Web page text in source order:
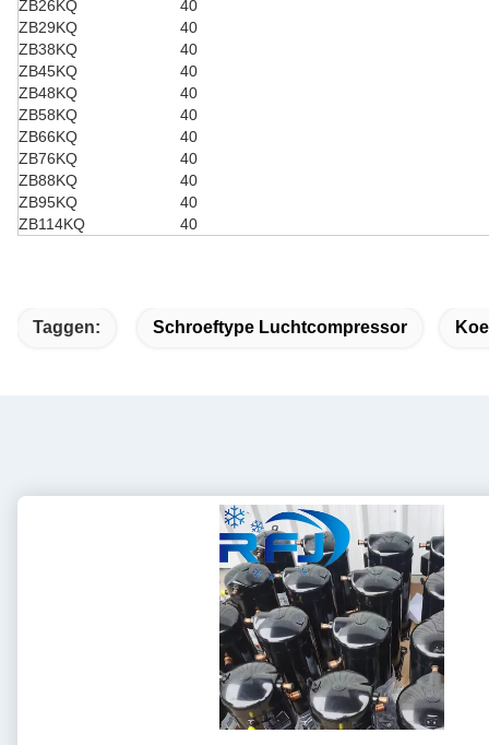
ZB26KQ
40
ZB29KQ
40
ZB38KQ
40
ZB45KQ
40
ZB48KQ
40
ZB58KQ
40
ZB66KQ
40
ZB76KQ
40
ZB88KQ
40
ZB95KQ
40
ZB114KQ
40
Taggen: Schroeftype Luchtcompressor